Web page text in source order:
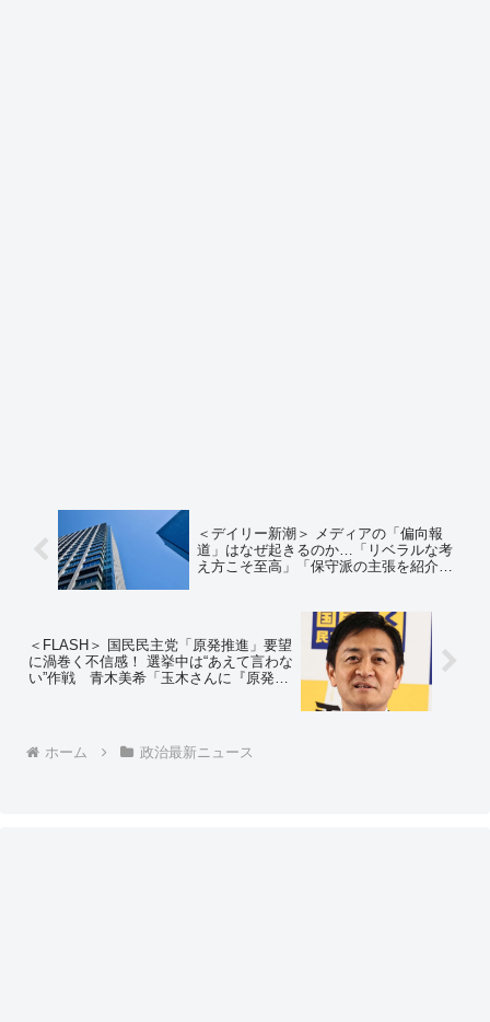
＜デイリー新潮＞ メディアの「偏向報
道」はなぜ起きるのか…「リベラルな考
え方こそ至高」「保守派の主張を紹介す
「陰謀論者」「デマ屋」のレッテルを貼
＜FLASH＞ 国民民主党「原発推進」要望
に渦巻く不信感！ 選挙中は“あえて言わな
い”作戦 青木美希「玉木さんに『原発の
感じる」
ホーム 政治最新ニュース